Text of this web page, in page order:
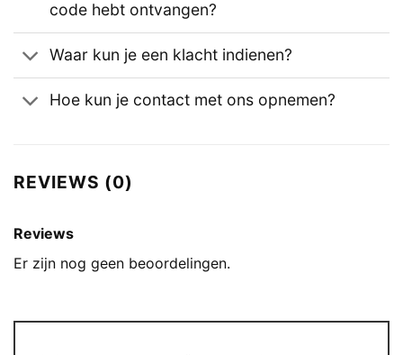
code hebt ontvangen?
Waar kun je een klacht indienen?
Hoe kun je contact met ons opnemen?
REVIEWS (0)
Reviews
Er zijn nog geen beoordelingen.